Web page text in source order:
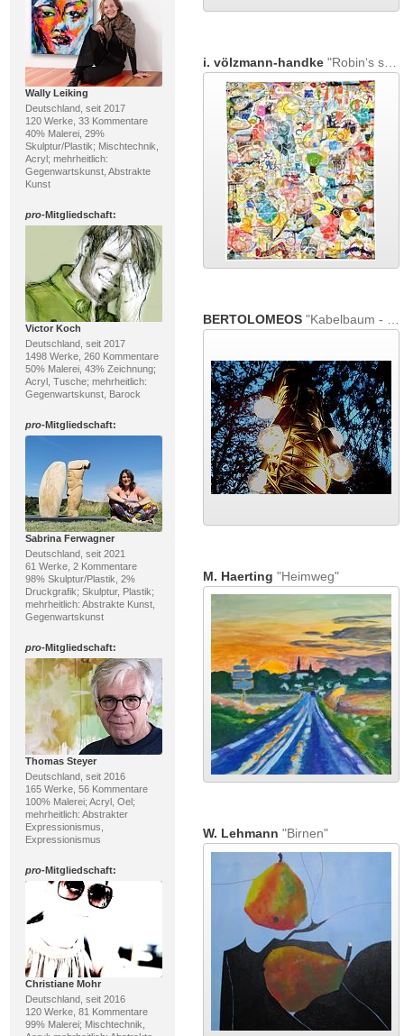
Wally Leiking
Deutschland, seit 2017
120 Werke, 33 Kommentare
40% Malerei, 29%
Skulptur/Plastik; Mischtechnik,
Acryl; mehrheitlich:
Gegenwartskunst, Abstrakte
Kunst
pro-Mitgliedschaft:
Victor Koch
Deutschland, seit 2017
1498 Werke, 260 Kommentare
50% Malerei, 43% Zeichnung;
Acryl, Tusche; mehrheitlich:
Gegenwartskunst, Barock
pro-Mitgliedschaft:
Sabrina Ferwagner
Deutschland, seit 2021
61 Werke, 2 Kommentare
98% Skulptur/Plastik, 2%
Druckgrafik; Skulptur, Plastik;
mehrheitlich: Abstrakte Kunst,
Gegenwartskunst
pro-Mitgliedschaft:
Thomas Steyer
Deutschland, seit 2016
165 Werke, 56 Kommentare
100% Malerei; Acryl, Oel;
mehrheitlich: Abstrakter
Expressionismus,
Expressionismus
pro-Mitgliedschaft:
Christiane Mohr
Deutschland, seit 2016
120 Werke, 81 Kommentare
99% Malerei; Mischtechnik,
i. völzmann-handke"Robin‘s song"
BERTOLOMEOS"Kabelbaum - Lichtinstallation"
M. Haerting "Heimweg"
W. Lehmann "Birnen"